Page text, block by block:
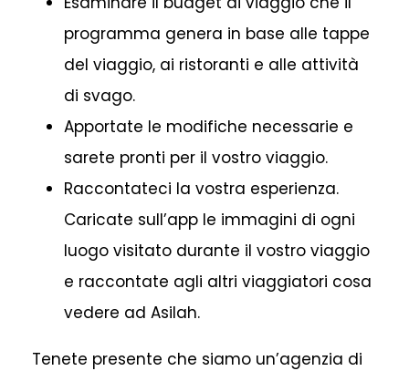
programma genera in base alle tappe
del viaggio, ai ristoranti e alle attività
di svago.
Apportate le modifiche necessarie e
sarete pronti per il vostro viaggio.
Raccontateci la vostra esperienza.
Caricate sull’app le immagini di ogni
luogo visitato durante il vostro viaggio
e raccontate agli altri viaggiatori cosa
vedere ad Asilah.
Tenete presente che siamo un’agenzia di